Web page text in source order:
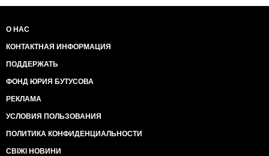
О НАС
КОНТАКТНАЯ ИНФОРМАЦИЯ
ПОДДЕРЖАТЬ
ФОНД ЮРИЯ БУТУСОВА
РЕКЛАМА
УСЛОВИЯ ПОЛЬЗОВАНИЯ
ПОЛИТИКА КОНФИДЕНЦИАЛЬНОСТИ
СВІЖІ НОВИНИ